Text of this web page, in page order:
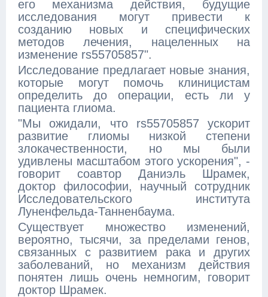
его механизма действия, будущие
исследования могут привести к
созданию новых и специфических
методов лечения, нацеленных на
изменение rs55705857".
Исследование предлагает новые знания,
которые могут помочь клиницистам
определить до операции, есть ли у
пациента глиома.
"Мы ожидали, что rs55705857 ускорит
развитие глиомы низкой степени
злокачественности, но мы были
удивлены масштабом этого ускорения", -
говорит соавтор Даниэль Шрамек,
доктор философии, научный сотрудник
Исследовательского института
Луненфельда-Танненбаума.
Существует множество изменений,
вероятно, тысячи, за пределами генов,
связанных с развитием рака и других
заболеваний, но механизм действия
понятен лишь очень немногим, говорит
доктор Шрамек.